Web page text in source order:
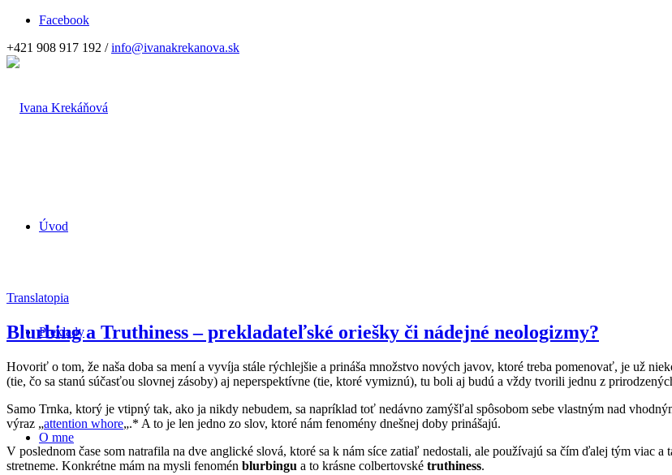
Facebook
+421 908 917 192 /info@ivanakrekanova.sk
Úvod
Preklady
O mne
Translatopia
Blurbing a Truthiness – prekladateľské oriešky či nádejné neologizmy?
Hovoriť o tom, že naša doba sa mení a vyvíja stále rýchlejšie a prináša množstvo nových javov, ktoré treba pomenovať, je už
(tie, čo sa stanú súčasťou slovnej zásoby) aj neperspektívne (tie, ktoré vymiznú), tu boli aj budú a vždy tvorili jednu z
Samo Trnka, ktorý je vtipný tak, ako ja nikdy nebudem, sa napríklad toť nedávno zamýšľal spôsobom sebe vlastným nad
výraz „attention whore„.* A to je len jedno zo slov, ktoré nám fenomény dnešnej doby prinášajú.
V poslednom čase som natrafila na dve anglické slová, ktoré sa k nám síce zatiaľ nedostali, ale používajú sa čím ďalej tým viac
stretneme. Konkrétne mám na mysli fenomén blurbingu a to krásne colbertovské truthiness.